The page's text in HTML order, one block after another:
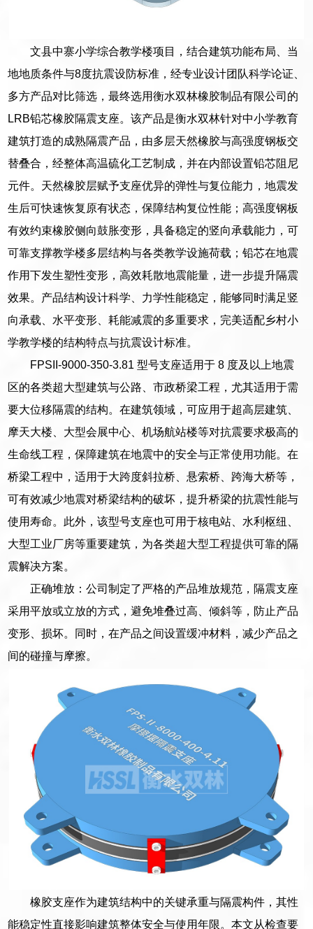
文县中寨小学综合教学楼项目，结合建筑功能布局、当
地地质条件与8度抗震设防标准，经专业设计团队科学论证、
多方产品对比筛选，最终选用衡水双林橡胶制品有限公司的
LRB铅芯橡胶隔震支座。该产品是衡水双林针对中小学教育
建筑打造的成熟隔震产品，由多层天然橡胶与高强度钢板交
替叠合，经整体高温硫化工艺制成，并在内部设置铅芯阻尼
元件。天然橡胶层赋予支座优异的弹性与复位能力，地震发
生后可快速恢复原有状态，保障结构复位性能；高强度钢板
有效约束橡胶侧向鼓胀变形，具备稳定的竖向承载能力，可
可靠支撑教学楼多层结构与各类教学设施荷载；铅芯在地震
作用下发生塑性变形，高效耗散地震能量，进一步提升隔震
效果。产品结构设计科学、力学性能稳定，能够同时满足竖
向承载、水平变形、耗能减震的多重要求，完美适配乡村小
学教学楼的结构特点与抗震设计标准。
FPSII-9000-350-3.81 型号支座适用于 8 度及以上地震
区的各类超大型建筑与公路、市政桥梁工程，尤其适用于需
要大位移隔震的结构。在建筑领域，可应用于超高层建筑、
摩天大楼、大型会展中心、机场航站楼等对抗震要求极高的
生命线工程，保障建筑在地震中的安全与正常使用功能。在
桥梁工程中，适用于大跨度斜拉桥、悬索桥、跨海大桥等，
可有效减少地震对桥梁结构的破坏，提升桥梁的抗震性能与
使用寿命。此外，该型号支座也可用于核电站、水利枢纽、
大型工业厂房等重要建筑，为各类超大型工程提供可靠的隔
震解决方案。
正确堆放：公司制定了严格的产品堆放规范，隔震支座
采用平放或立放的方式，避免堆叠过高、倾斜等，防止产品
变形、损坏。同时，在产品之间设置缓冲材料，减少产品之
间的碰撞与摩擦。
橡胶支座作为建筑结构中的关键承重与隔震构件，其性
能稳定性直接影响建筑整体安全与使用年限。本文从检查要